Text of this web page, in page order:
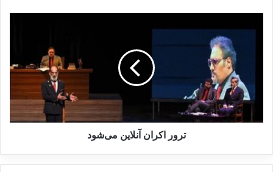
روز جهانی کودک (۲۰ نوامبر) که بر حقوق کلی
کودک تمرکز دارد، این روز به طور خاص بر
قربانیان تهاجم تأکید می‌کند؛ یعنی خشونت
سازمان‌یافته‌ای که از سوی ارتش‌ها یا گروه‌های
مسلح بر غیرنظامیان به‌ویژه کودکان اعمال
می‌شود. بر اساس اساسنامه رم (Statute of Rome)
که دیوان کیفری بین‌المللی را تأسیس کرد، «جنایت
تجاوز یا تهاجم» به معنای استفاده از نیروی مسلح
ترور اکران آنلاین می‌شود